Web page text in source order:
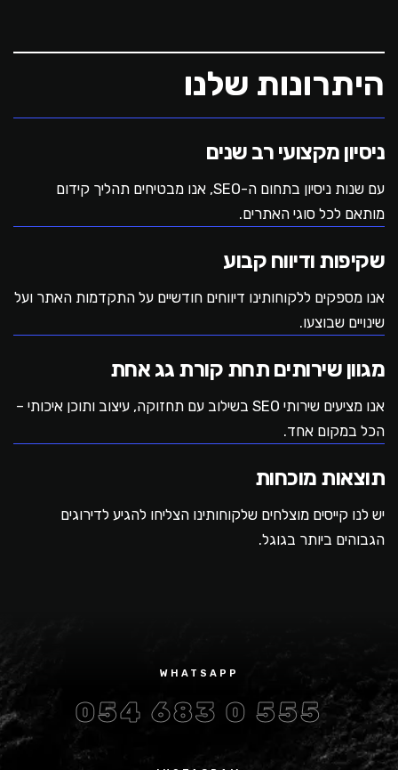
היתרונות שלנו
ניסיון מקצועי רב שנים
עם שנות ניסיון בתחום ה-SEO, אנו מבטיחים תהליך קידום
מותאם לכל סוגי האתרים.
שקיפות ודיווח קבוע
אנו מספקים ללקוחותינו דיווחים חודשיים על התקדמות האתר ועל
שינויים שבוצעו.
מגוון שירותים תחת קורת גג אחת
אנו מציעים שירותי SEO בשילוב עם תחזוקה, עיצוב ותוכן איכותי –
הכל במקום אחד.
תוצאות מוכחות
יש לנו קייסים מוצלחים שלקוחותינו הצליחו להגיע לדירוגים
הגבוהים ביותר בגוגל.
WHATSAPP
054 683 0 555